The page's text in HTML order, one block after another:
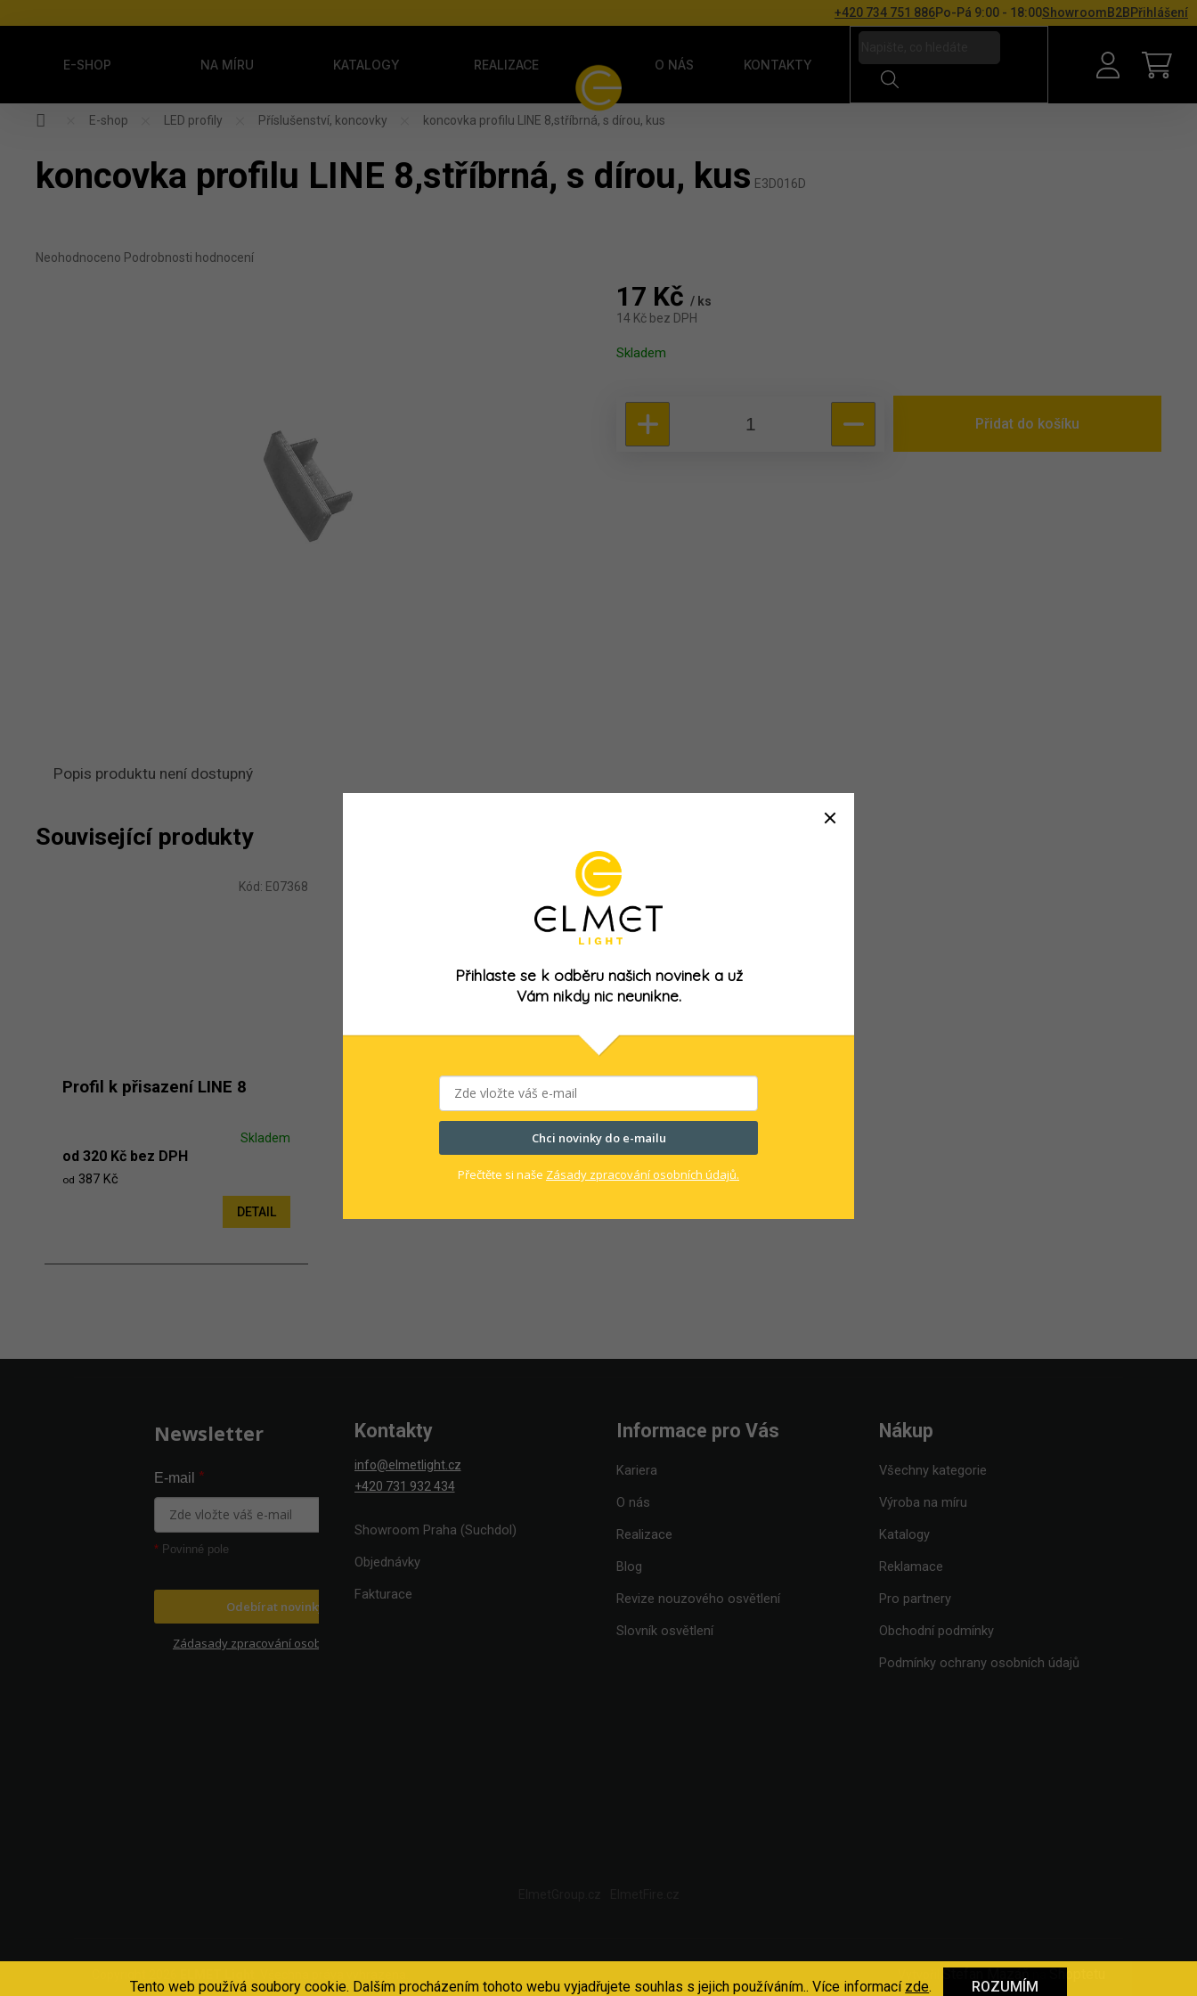
Tento web používá soubory cookie. Dalším procházením tohoto webu vyjadřujete souhlas s jejich používáním.. Více informací zde. ROZUMÍM
+420 734 751 886Po-Pá 9:00 - 18:00ShowroomB2BPřihlášení
E-SHOP NA MÍRU KATALOGY REALIZACE O NÁS KONTAKTY
E-shop LED profily Příslušenství, koncovky koncovka profilu LINE 8,stříbrná, s dírou, kus
koncovka profilu LINE 8,stříbrná, s dírou, kus E3D016D
Průměrné hodnocení produktu je 0,0 z 5 hvězdiček.
Neohodnoceno Podrobnosti hodnocení
17 Kč / ks
14 Kč bez DPH
Skladem
Přidat do košíku
Popis produktu není dostupný
Související produkty
Profil k přisazení LINE 8
Skladem
od 320 Kč bez DPH
od 387 Kč
DETAIL
Kód: E07368
Newsletter
E-mail *
* Povinné pole
Odebírat novinky
Zádasady zpracování osobních údajů
Kontakty
info@elmetlight.cz
+420 731 932 434
Showroom Praha (Suchdol)
Objednávky
Fakturace
Informace pro Vás
Kariera
O nás
Realizace
Blog
Revize nouzového osvětlení
Slovník osvětlení
Nákup
Všechny kategorie
Výroba na míru
Katalogy
Reklamace
Pro partnery
Obchodní podmínky
Podmínky ochrany osobních údajů
Štefan Mazáň
Přihlaste se k odběru našich novinek a už
Vám nikdy nic neunikne.
Chci novinky do e-mailu
Přečtěte si naše Zásady zpracování osobních údajů.